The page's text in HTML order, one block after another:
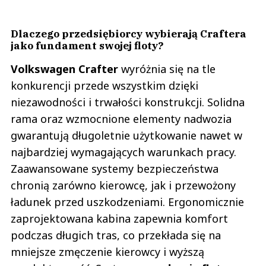
Dlaczego przedsiębiorcy wybierają Craftera
jako fundament swojej floty?
Volkswagen Crafter wyróżnia się na tle
konkurencji przede wszystkim dzięki
niezawodności i trwałości konstrukcji. Solidna
rama oraz wzmocnione elementy nadwozia
gwarantują długoletnie użytkowanie nawet w
najbardziej wymagających warunkach pracy.
Zaawansowane systemy bezpieczeństwa
chronią zarówno kierowcę, jak i przewożony
ładunek przed uszkodzeniami. Ergonomicznie
zaprojektowana kabina zapewnia komfort
podczas długich tras, co przekłada się na
mniejsze zmęczenie kierowcy i wyższą